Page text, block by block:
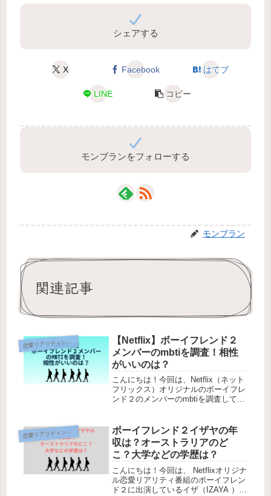
シェアする
X Facebook はてブ
LINE コピー
モンブランをフォローする
モンブラン
関連記事
恋
愛リアリティショー
【Netflix】ボーイフレンド２
メンバーのmbtiを調査！相性
がいいのは？
こんにちは！今回は、Netflix（ネット
フリックス）オリジナルのボーイフレ
ンド２のメンバーのmbtiを調査してい
しょう！今回の記事で分かる事・
Netflix（ネットフリッ...
恋
愛リアリティショー
ボーイフレンド２イザヤの年
収は？オーストラリアのど
こ？大学などの学歴は？
こんにちは！今回は、 Netflixオリジナ
ル恋愛リアリティ番組のボーイフレン
ド２に出演しているイザ（IZAYA ）さ